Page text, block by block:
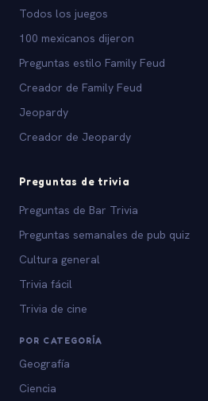
Todos los juegos
100 mexicanos dijeron
Preguntas estilo Family Feud
Creador de Family Feud
Jeopardy
Creador de Jeopardy
Preguntas de trivia
Preguntas de Bar Trivia
Preguntas semanales de pub quiz
Cultura general
Trivia fácil
Trivia de cine
POR CATEGORÍA
Geografía
Ciencia